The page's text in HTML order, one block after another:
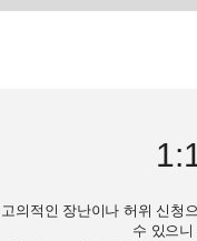
고의적인 장난이나 허위 신청
수 있으